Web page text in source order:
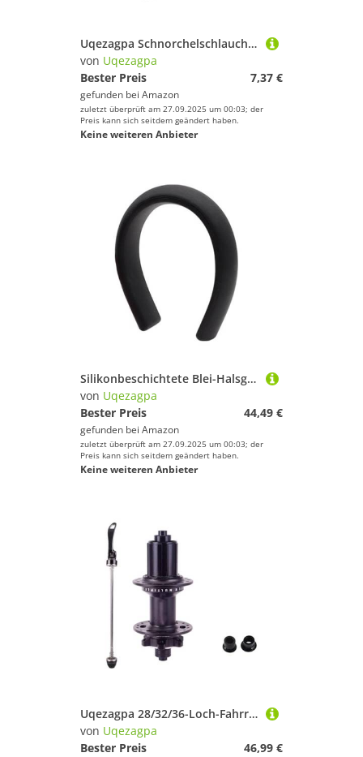
Uqezagpa Schnorchelschlauch-Verschluss, verstellbare Rotation, weiche Silikon-Halterung mit ovalen Schnorcheln, Schlauch und Riemen, ovale Schnorchel-Clip
von Uqezagpa
Bester Preis
7,37 €
gefunden bei Amazon
zuletzt überprüft am 27.09.2025 um 00:03; der
Preis kann sich seitdem geändert haben.
Keine weiteren Anbieter
Silikonbeschichtete Blei-Halsgewicht für Genauigkeit, Tauchstabilität, effektives Unterwasser-Trainingsgerät für Männer und Frauen, neutraler Auftrieb
von Uqezagpa
Bester Preis
44,49 €
gefunden bei Amazon
zuletzt überprüft am 27.09.2025 um 00:03; der
Preis kann sich seitdem geändert haben.
Keine weiteren Anbieter
Uqezagpa 28/32/36-Loch-Fahrradbremse, Hinterradnabe, 135 mm, schnell lösbares Rad, für 8, 9, 10, 11, 12 Gänge, einfach zu bedienende Loch, Fahrrad-Scheibenbremse
von Uqezagpa
Bester Preis
46,99 €